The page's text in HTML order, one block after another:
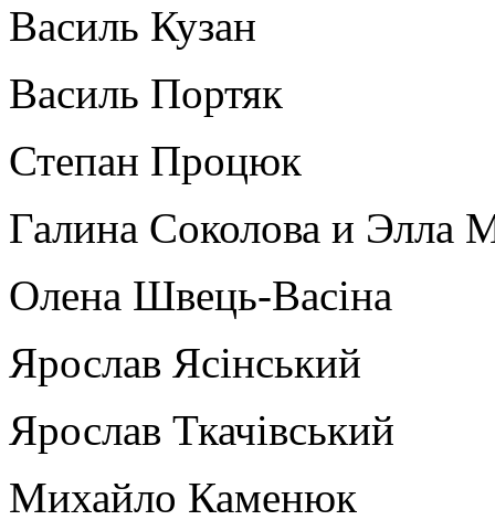
Василь Кузан
Василь Портяк
Степан Процюк
Галина Соколова и Элла
Олена Швець-Васіна
Ярослав Ясінський
Ярослав Ткачівський
Михайло Каменюк